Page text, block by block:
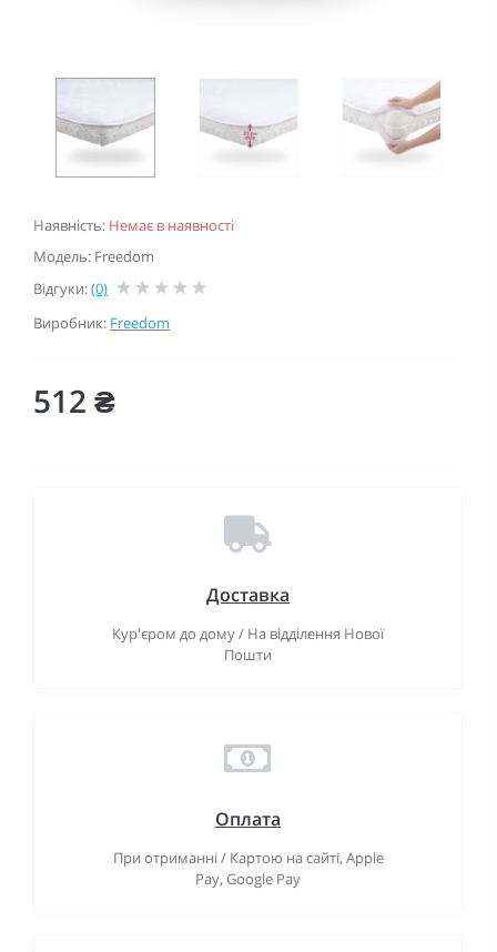
Наявність: Немає в наявності
Модель: Freedom
Відгуки:(0)
Виробник: Freedom
512 ₴
Доставка
Кур'єром до дому / На відділення Нової
Пошти
Оплата
При отриманні / Картою на сайті, Apple
Pay, Google Pay